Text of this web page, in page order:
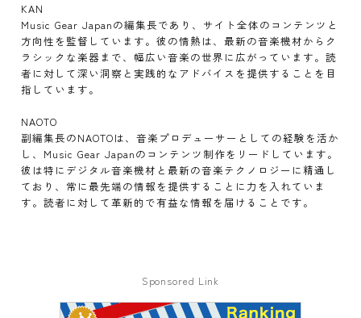
KAN
Music Gear Japanの編集長であり、サイト全体のコンテンツと
方向性を監督しています。彼の情熱は、最新の音楽機材からク
ラシックな楽器まで、幅広い音楽の世界に広がっています。読
者に対して深い洞察と実践的なアドバイスを提供することを目
指しています。
NAOTO
副編集長のNAOTOは、音楽プロデューサーとしての経験を活か
し、Music Gear Japanのコンテンツ制作をリードしています。
彼は特にデジタル音楽機材と最新の音楽テクノロジーに精通し
ており、常に最先端の情報を提供することに力を入れていま
す。読者に対して革新的で有益な情報を届けることです。
Sponsored Link